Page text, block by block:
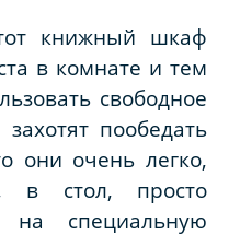
книжный шкаф
в комнате и тем
свободное
пообедать
они очень легко,
в стол, просто
на специальную